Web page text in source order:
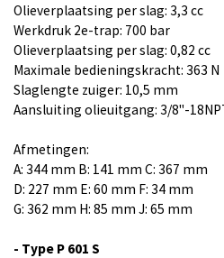
Olieverplaatsing per slag: 3,3 cc
Werkdruk 2e-trap: 700 bar
Olieverplaatsing per slag: 0,82 cc
Maximale bedieningskracht: 363 N
Slaglengte zuiger: 10,5 mm
Aansluiting olieuitgang: 3/8"-
Afmetingen:
A: 344 mm B: 141 mm C: 367 mm
D: 227 mm E: 60 mm F: 34 mm
G: 362 mm H: 85 mm J: 65 mm
- Type P 601 S